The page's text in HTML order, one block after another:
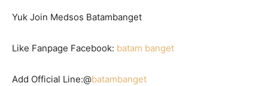
Yuk Join Medsos Batambanget
Like Fanpage Facebook: batam banget
Add Official Line:@batambanget